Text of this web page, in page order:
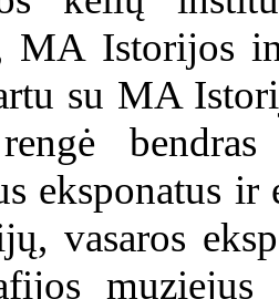
MA Istorijos
su MA
eksponatus ir
vasaros